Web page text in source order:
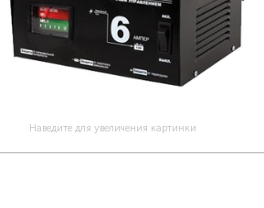
Наведите для увеличения картинки